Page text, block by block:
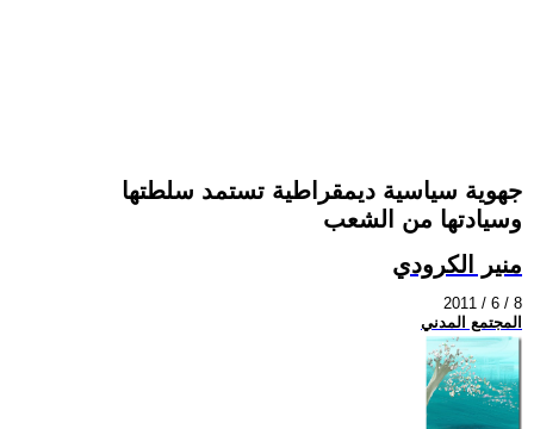
جهوية سياسية ديمقراطية تستمد سلطتها
وسيادتها من الشعب
منير الكرودي
2011 / 6 / 8
المجتمع المدني